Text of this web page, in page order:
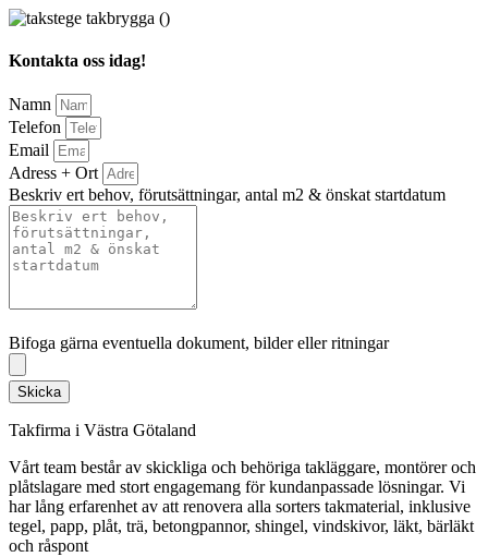
Kontakta oss idag!
Namn
Telefon
Email
Adress + Ort
Beskriv ert behov, förutsättningar, antal m2 & önskat startdatum
Bifoga gärna eventuella dokument, bilder eller ritningar
Skicka
Takfirma i Västra Götaland
Vårt team består av skickliga och behöriga takläggare, montörer och
plåtslagare med stort engagemang för kundanpassade lösningar. Vi
har lång erfarenhet av att renovera alla sorters takmaterial, inklusive
tegel, papp, plåt, trä, betongpannor, shingel, vindskivor, läkt, bärläkt
och råspont